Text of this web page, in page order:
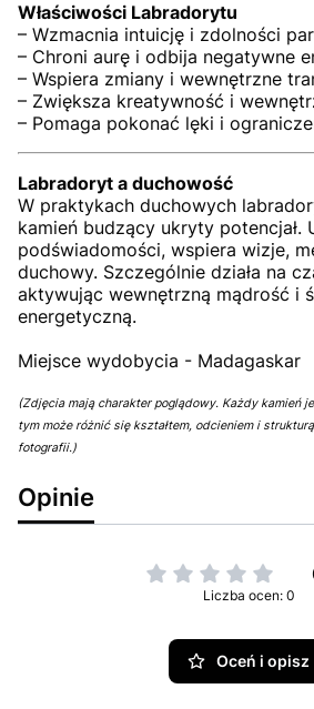
Właściwości Labradorytu
– Wzmacnia intuicję i zdolności
– Chroni aurę i odbija negatywne
– Wspiera zmiany i wewnętrzne
– Zwiększa kreatywność i
– Pomaga pokonać lęki i
Labradoryt a duchowość
W praktykach duchowych
kamień budzący ukryty potencjał.
podświadomości, wspiera wizje,
duchowy. Szczególnie działa na
aktywując wewnętrzną mądrość i
energetyczną.
Miejsce wydobycia - Madagaskar
(Zdjęcia mają charakter poglądowy. Każdy kamień
tym może różnić się kształtem, odcieniem i
fotografii.)
Opinie
Liczba ocen: 0
Oceń i opisz